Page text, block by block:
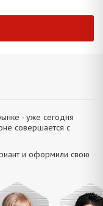
- уже сегодня
совершается с
и оформили свою